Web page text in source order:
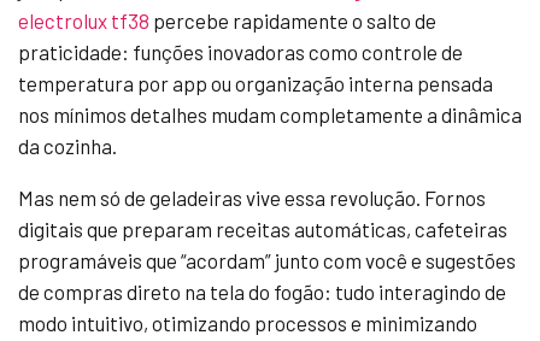
electrolux tf38 percebe rapidamente o salto de
praticidade: funções inovadoras como controle de
temperatura por app ou organização interna pensada
nos mínimos detalhes mudam completamente a dinâmica
da cozinha.
Mas nem só de geladeiras vive essa revolução. Fornos
digitais que preparam receitas automáticas, cafeteiras
programáveis que “acordam” junto com você e sugestões
de compras direto na tela do fogão: tudo interagindo de
modo intuitivo, otimizando processos e minimizando